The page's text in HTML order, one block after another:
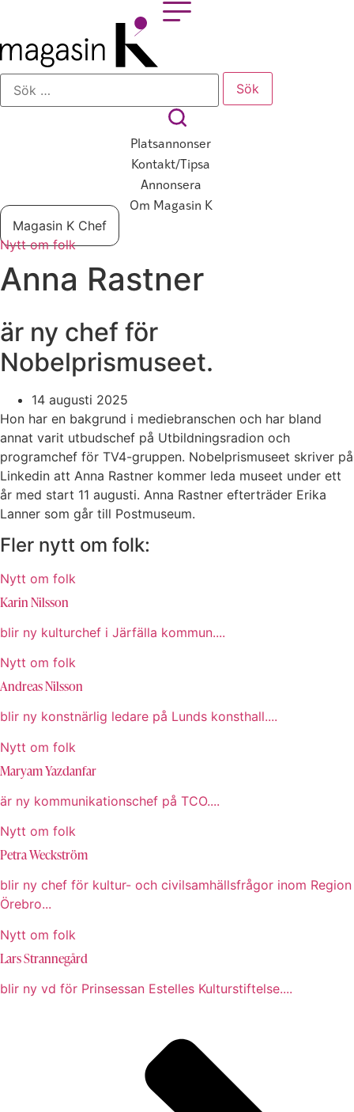
innehåll
Sök
efter:
Platsannonser
Kontakt/tipsa
Annonsera
Om Magasin K
Magasin K Chef
Nytt om folk
Anna Rastner
är ny chef för
Nobelprismuseet.
14 augusti 2025
Hon har en bakgrund i mediebranschen och har bland
annat varit utbudschef på Utbildningsradion och
programchef för TV4-gruppen. Nobelprismuseet skriver på
Linkedin att Anna Rastner kommer leda museet under ett
år med start 11 augusti. Anna Rastner efterträder Erika
Lanner som går till Postmuseum.
Fler nytt om folk:
Nytt om folk
Karin Nilsson
blir ny kulturchef i Järfälla kommun....
Nytt om folk
Andreas Nilsson
blir ny konstnärlig ledare på Lunds konsthall....
Nytt om folk
Maryam Yazdanfar
är ny kommunikationschef på TCO....
Nytt om folk
Petra Weckström
blir ny chef för kultur- och civilsamhällsfrågor inom Region
Örebro...
Nytt om folk
Lars Strannegård
blir ny vd för Prinsessan Estelles Kulturstiftelse....